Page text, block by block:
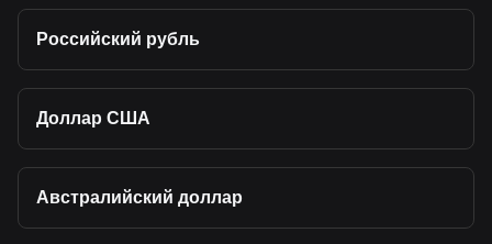
Российский рубль
Доллар США
Австралийский доллар